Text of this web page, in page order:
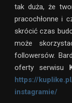
tak duża, że
pracochłonne i
skrócić czas
może
followersów.
oferty serwisu
https://
instagramie/